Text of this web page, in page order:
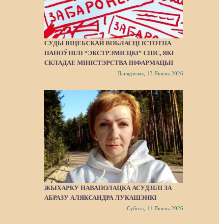
СУДЫ ВІЦЕБСКАЙ ВОБЛАСЦІ ІСТОТНА
ПАПОЎНІЛІ “ЭКСТРЭМІСЦКІ” СПІС, ЯКІ
СКЛАДАЕ МІНІСТЭРСТВА ІНФАРМАЦЫІ
Панядзелак, 13 Ліпень 2026
ЖЫХАРКУ НАВАПОЛАЦКА АСУДЗІЛІ ЗА
АБРАЗУ АЛЯКСАНДРА ЛУКАШЭНКІ
Субота, 11 Ліпень 2026